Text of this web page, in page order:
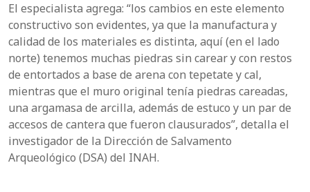
El especialista agrega: “los cambios en este elemento
constructivo son evidentes, ya que la manufactura y
calidad de los materiales es distinta, aquí (en el lado
norte) tenemos muchas piedras sin carear y con restos
de entortados a base de arena con tepetate y cal,
mientras que el muro original tenía piedras careadas,
una argamasa de arcilla, además de estuco y un par de
accesos de cantera que fueron clausurados”, detalla el
investigador de la Dirección de Salvamento
Arqueológico (DSA) del INAH.